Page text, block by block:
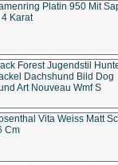
Platin 950 Mit
4 Karat
Forest Jugendstil
Dachshund Bild Dog
Art Nouveau Wmf S
Vita Weiss Matt
Cm